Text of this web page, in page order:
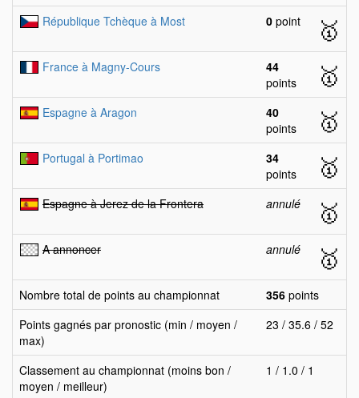
République Tchèque à Most 0 point 🥇
France à Magny-Cours
44
points
🥇
Espagne à Aragon
40
points
🥇
Portugal à Portimao
34
points
🥇
Espagne à Jerez de la Frontera annulé 🥇
A annoncer annulé 🥇
Nombre total de points au championnat 356 points
Points gagnés par pronostic (min / moyen /
max)
23 / 35.6 / 52
Classement au championnat (moins bon /
moyen / meilleur)
1 / 1.0 / 1